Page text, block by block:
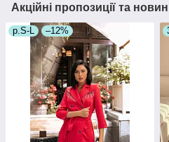
Акційні пропозиції та
р.S-L –12%